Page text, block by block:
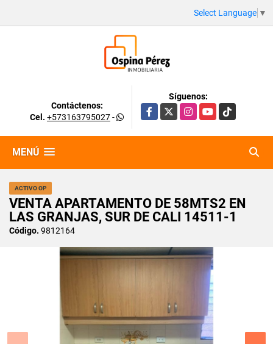
Select Language ▼
Contáctenos:
Cel. +573163795027-
Síguenos:
Facebook
X InstagramYouTubeTikTok
MENÚ
ACTIVO OP
VENTA APARTAMENTO DE 58MTS2 EN
LAS GRANJAS, SUR DE CALI 14511-1
Código. 9812164